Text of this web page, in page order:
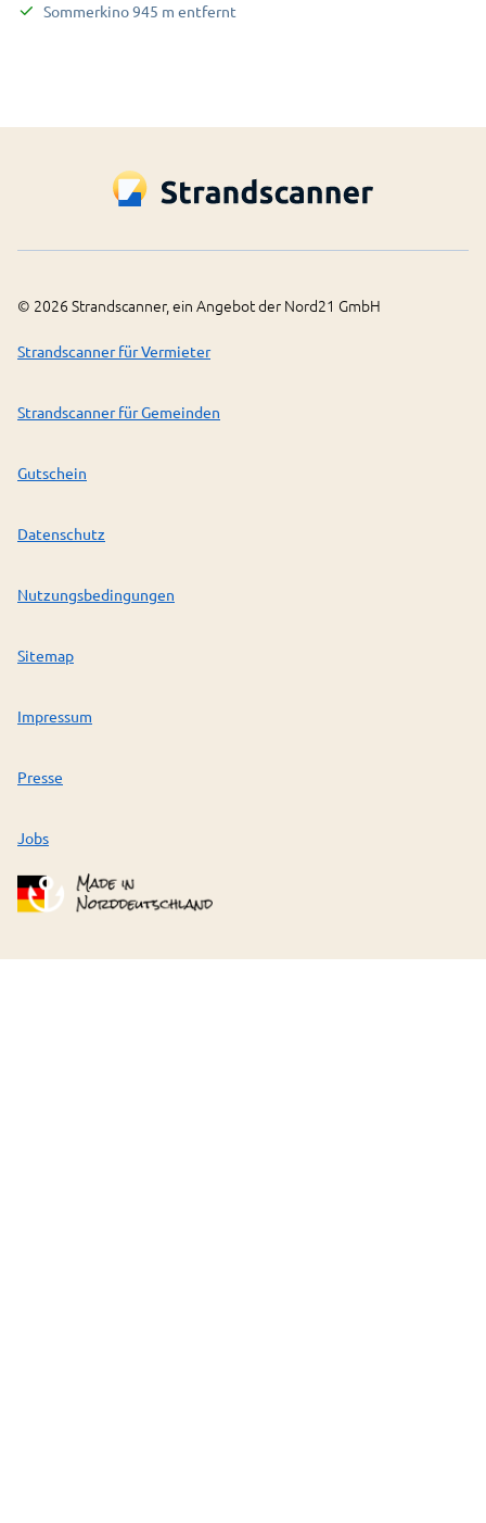
Sommerkino945 m entfernt
© 2026 Strandscanner, ein Angebot der Nord21 GmbH
Strandscanner für Vermieter
Strandscanner für Gemeinden
Gutschein
Datenschutz
Nutzungsbedingungen
Sitemap
Impressum
Presse
Jobs